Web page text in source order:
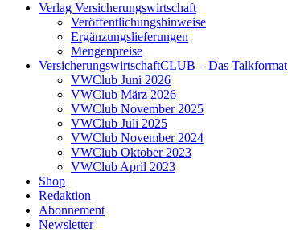
Verlag Versicherungswirtschaft
Veröffentlichungshinweise
Ergänzungslieferungen
Mengenpreise
VersicherungswirtschaftCLUB – Das Talkformat
VWClub Juni 2026
VWClub März 2026
VWClub November 2025
VWClub Juli 2025
VWClub November 2024
VWClub Oktober 2023
VWClub April 2023
Shop
Redaktion
Abonnement
Newsletter